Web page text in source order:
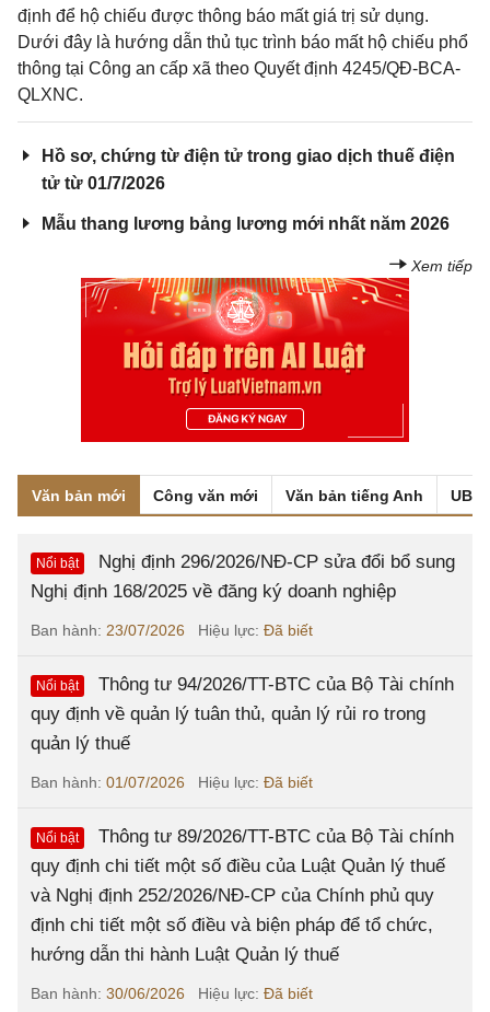
định để hộ chiếu được thông báo mất giá trị sử dụng.
Dưới đây là hướng dẫn thủ tục trình báo mất hộ chiếu phổ
thông tại Công an cấp xã theo Quyết định 4245/QĐ-BCA-
QLXNC.
Hồ sơ, chứng từ điện tử trong giao dịch thuế điện
tử từ 01/7/2026
Mẫu thang lương bảng lương mới nhất năm 2026
Xem tiếp
Văn bản mới Công văn mới Văn bản tiếng Anh
Nổi bật
Nghị định 296/2026/NĐ-CP sửa đổi bổ sung
Nghị định 168/2025 về đăng ký doanh nghiệp
Ban hành: 23/07/2026 Hiệu lực: Đã biết
Nổi bật
Thông tư 94/2026/TT-BTC của Bộ Tài chính
quy định về quản lý tuân thủ, quản lý rủi ro trong
quản lý thuế
Ban hành: 01/07/2026 Hiệu lực: Đã biết
Nổi bật
Thông tư 89/2026/TT-BTC của Bộ Tài chính
quy định chi tiết một số điều của Luật Quản lý thuế
và Nghị định 252/2026/NĐ-CP của Chính phủ quy
định chi tiết một số điều và biện pháp để tổ chức,
hướng dẫn thi hành Luật Quản lý thuế
Ban hành: 30/06/2026 Hiệu lực: Đã biết